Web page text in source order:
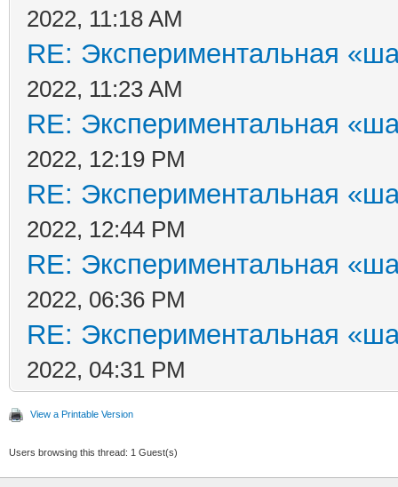
2022, 11:18 AM
RE: Экспериментальная
2022, 11:23 AM
RE: Экспериментальная
2022, 12:19 PM
RE: Экспериментальная
2022, 12:44 PM
RE: Экспериментальная
2022, 06:36 PM
RE: Экспериментальная
2022, 04:31 PM
View a Printable Version
Users browsing this thread: 1 Guest(s)